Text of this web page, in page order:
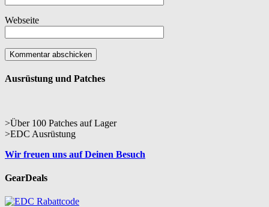
Webseite
Ausrüstung und Patches
>Über 100 Patches auf Lager
>EDC Ausrüstung
Wir freuen uns auf Deinen Besuch
GearDeals